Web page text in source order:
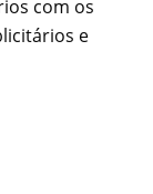
com os
e